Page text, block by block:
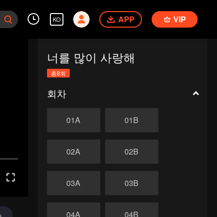
KO APP VIP
너를 많이 사랑해
총8회
회차
01A 01B
02A 02B
03A 03B
04A 04B